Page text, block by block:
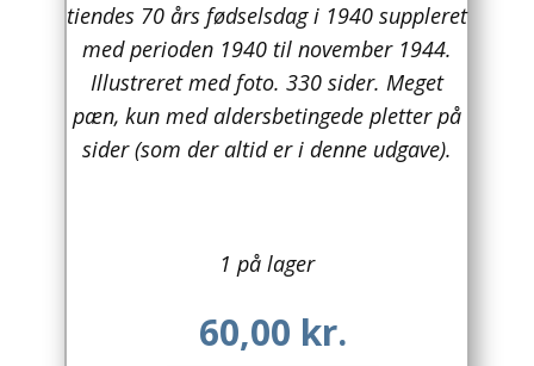
Asien
Australien
Biografier / Erindringer
Computer / IT
tiendes 70 års fødselsdag i 1940 suppleret
med perioden 1940 til november 1944.
Illustreret med foto. 330 sider. Meget
pæn, kun med aldersbetingede pletter på
sider (som der altid er i denne udgave).
1 på lager
60,00 kr.